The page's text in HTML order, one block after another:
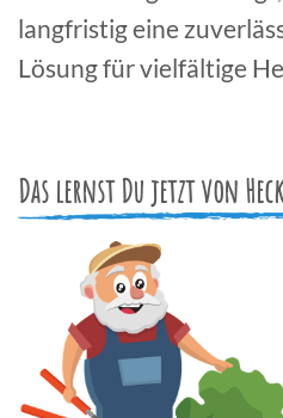
langfristig eine
Lösung für vielfältige
Das lernst Du jetzt von